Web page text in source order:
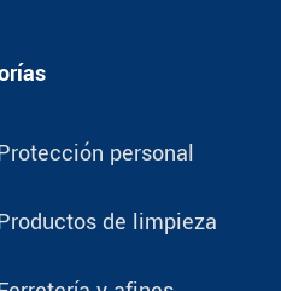
personal
de limpieza